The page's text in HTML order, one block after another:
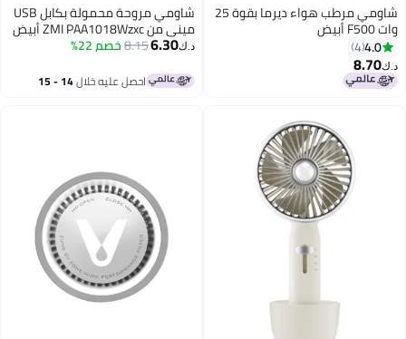
شاومي مرطب هواء ديرما بقوة 25
وات F500 أبيض
4.0
4
د.ك‏8.70
شاومي مروحة محمولة بكابل USB
ميني من ZMI PAA1018Wzxc أبيض
د.ك‏6.30
8.15خصم 22%
احصل عليه خلال 14 - 15